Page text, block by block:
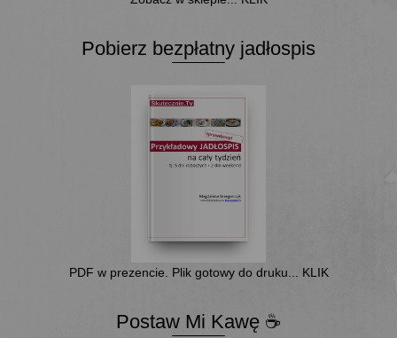
Pobierz bezpłatny jadłospis
PDF w prezencie. Plik gotowy do druku... KLIK
Postaw Mi Kawę ☕